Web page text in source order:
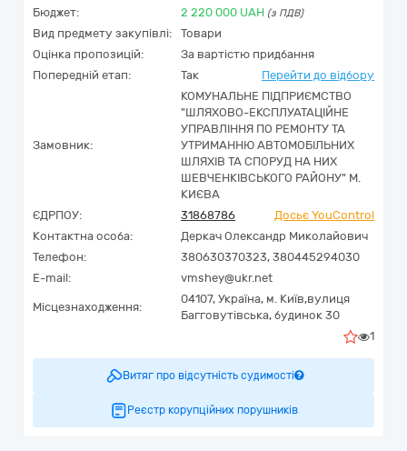
Бюджет: 2 220 000 UAH (з ПДВ)
Вид предмету закупівлі:
Товари
Оцінка пропозицій:
За вартістю придбання
Попередній етап:
Так Перейти до відбору
Замовник:
КОМУНАЛЬНЕ ПІДПРИЄМСТВО
"ШЛЯХОВО-ЕКСПЛУАТАЦІЙНЕ
УПРАВЛІННЯ ПО РЕМОНТУ ТА
УТРИМАННЮ АВТОМОБІЛЬНИХ
ШЛЯХІВ ТА СПОРУД НА НИХ
ШЕВЧЕНКІВСЬКОГО РАЙОНУ" М.
КИЄВА
ЄДРПОУ:
31868786
Досьє YouControl
Контактна особа:
Деркач Олександр Миколайович
Телефон:
380630370323, 380445294030
E-mail:
vmshey@ukr.net
Місцезнаходження:
04107, Україна, м. Київ,вулиця
Багговутівська, будинок 30
1
Витяг про відсутність судимості
Реєстр корупційних порушників